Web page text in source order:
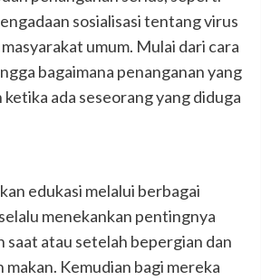
sosialisasi tentang virus
umum. Mulai dari cara
bagaimana penanganan yang
ketika ada seseorang yang diduga
edukasi melalui berbagai
menekankan pentingnya
saat atau setelah bepergian dan
makan. Kemudian bagi mereka